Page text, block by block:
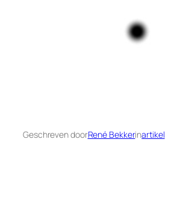
Geschreven doorRené Bekkerinartikel